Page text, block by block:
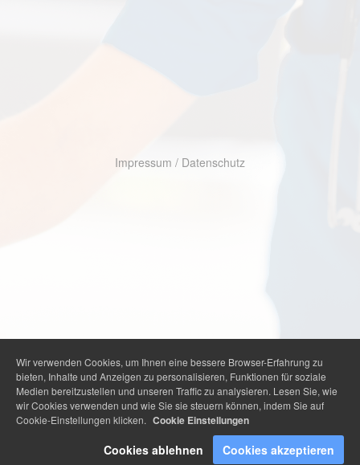
Impressum / Datenschutz
Wir verwenden Cookies, um Ihnen eine bessere Browser-Erfahrung zu
bieten, Inhalte und Anzeigen zu personalisieren, Funktionen für soziale
Medien bereitzustellen und unseren Traffic zu analysieren. Lesen Sie, wie
wir Cookies verwenden und wie Sie sie steuern können, indem Sie auf
Cookie-Einstellungen klicken. Cookie Einstellungen
Cookies ablehnen Cookies akzeptieren